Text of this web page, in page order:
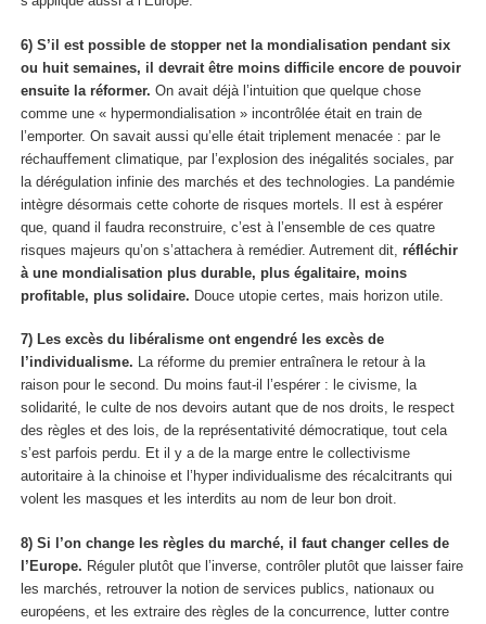
6) S’il est possible de stopper net la mondialisation pendant six
ou huit semaines, il devrait être moins difficile encore de pouvoir
ensuite la réformer. On avait déjà l’intuition que quelque chose
comme une « hypermondialisation » incontrôlée était en train de
l’emporter. On savait aussi qu’elle était triplement menacée : par le
réchauffement climatique, par l’explosion des inégalités sociales, par
la dérégulation infinie des marchés et des technologies. La pandémie
intègre désormais cette cohorte de risques mortels. Il est à espérer
que, quand il faudra reconstruire, c’est à l’ensemble de ces quatre
risques majeurs qu’on s’attachera à remédier. Autrement dit, réfléchir
à une mondialisation plus durable, plus égalitaire, moins
profitable, plus solidaire. Douce utopie certes, mais horizon utile.
7) Les excès du libéralisme ont engendré les excès de
l’individualisme. La réforme du premier entraînera le retour à la
raison pour le second. Du moins faut-il l’espérer : le civisme, la
solidarité, le culte de nos devoirs autant que de nos droits, le respect
des règles et des lois, de la représentativité démocratique, tout cela
s’est parfois perdu. Et il y a de la marge entre le collectivisme
autoritaire à la chinoise et l’hyper individualisme des récalcitrants qui
volent les masques et les interdits au nom de leur bon droit.
8) Si l’on change les règles du marché, il faut changer celles de
l’Europe. Réguler plutôt que l’inverse, contrôler plutôt que laisser faire
les marchés, retrouver la notion de services publics, nationaux ou
européens, et les extraire des règles de la concurrence, lutter contre